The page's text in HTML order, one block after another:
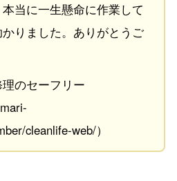
当に一生懸命に作業して
りました。ありがとうご
のセーフリー
cleanlife-web/）